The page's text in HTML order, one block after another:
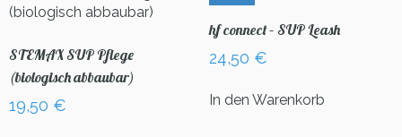
STEMAX SUP Pflege
(biologisch abbaubar)
19,50 €
hf connect – SUP Leash
24,50 €
In den Warenkorb